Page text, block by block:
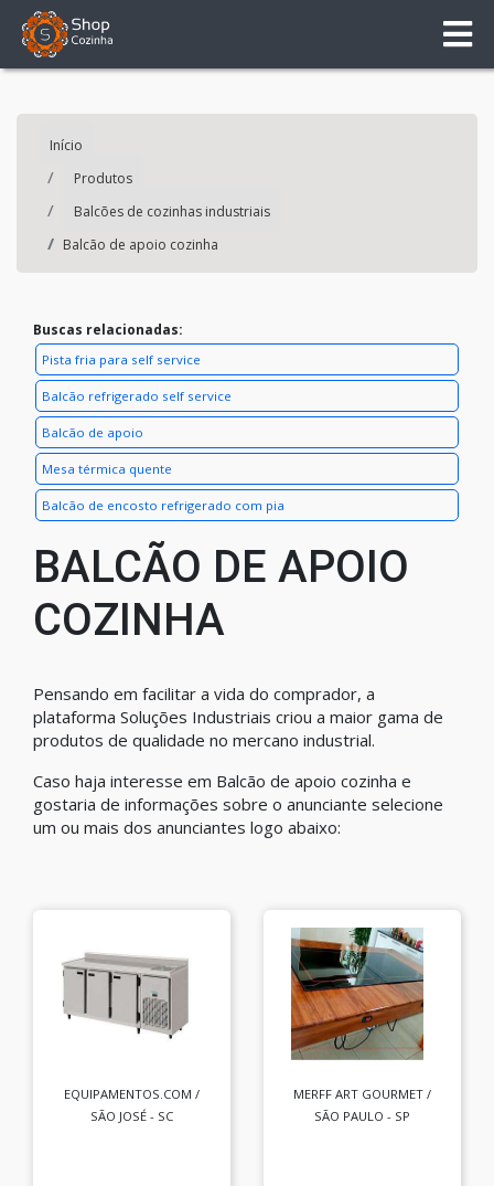
Início
Produtos
Balcões de cozinhas industriais
Balcão de apoio cozinha
Buscas relacionadas:
Pista fria para self service
Balcão refrigerado self service
Balcão de apoio
Mesa térmica quente
Balcão de encosto refrigerado com pia
BALCÃO DE APOIO
COZINHA
Pensando em facilitar a vida do comprador, a
plataforma Soluções Industriais criou a maior gama de
produtos de qualidade no mercano industrial.
Caso haja interesse em Balcão de apoio cozinha e
gostaria de informações sobre o anunciante selecione
um ou mais dos anunciantes logo abaixo:
EQUIPAMENTOS.COM /
SÃO JOSÉ - SC
MERFF ART GOURMET /
SÃO PAULO - SP